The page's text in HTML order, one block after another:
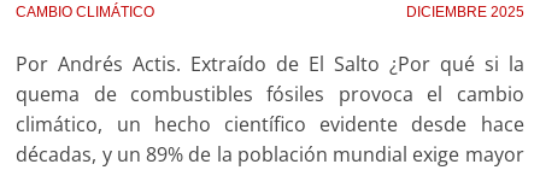
CAMBIO CLIMÁTICO DICIEMBRE 2025
Por Andrés Actis. Extraído de El Salto ¿Por qué si la
quema de combustibles fósiles provoca el cambio
climático, un hecho científico evidente desde hace
décadas, y un 89% de la población mundial exige mayor